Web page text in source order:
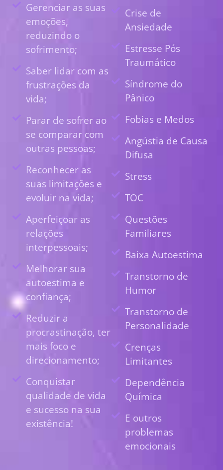
Gerenciar as suas
emoções,
reduzindo o
sofrimento;
Saber lidar com as
frustrações da
vida;
Parar de sofrer ao
se comparar com
outras pessoas;
Reconhecer as
suas limitações e
evoluir na vida;
Aperfeiçoar as
relações
interpessoais;
Melhorar sua
autoestima e
confiança;
Reduzir a
procrastinação, ter
mais foco e
direcionamento;
Conquistar
qualidade de vida
e sucesso na sua
existência!
Crise de
Ansiedade
Estresse Pós
Traumático
Síndrome do
Pânico
Fobias e Medos
Angústia de Causa
Difusa
Stress
TOC
Questões
Familiares
Baixa Autoestima
Transtorno de
Humor
Transtorno de
Personalidade
Crenças
Limitantes
Dependência
Química
E outros
problemas
emocionais